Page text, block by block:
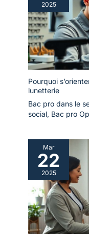
2025
Pourquoi
lunetterie
Bac pro dans le
social, Bac pro
Mar
22
2025